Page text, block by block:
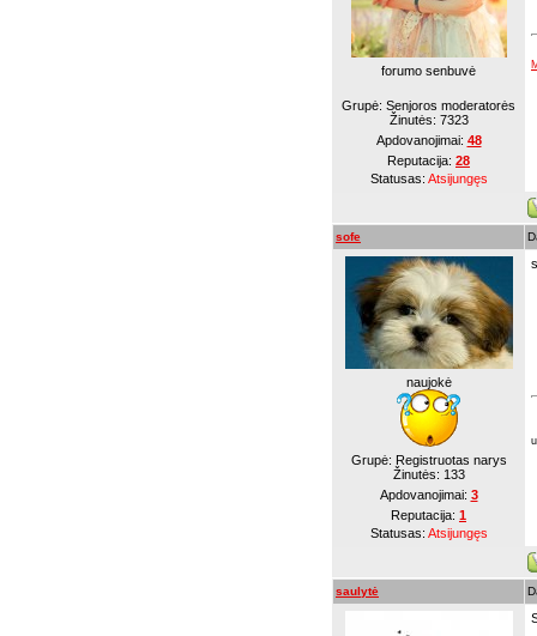
forumo senbuvė
Grupė: Senjoros moderatorės
Žinutės: 7323
Apdovanojimai: 48
Reputacija: 28
Statusas: Atsijungęs
sofe
naujokė
Grupė: Registruotas narys
Žinutės: 133
Apdovanojimai: 3
Reputacija: 1
Statusas: Atsijungęs
saulytė